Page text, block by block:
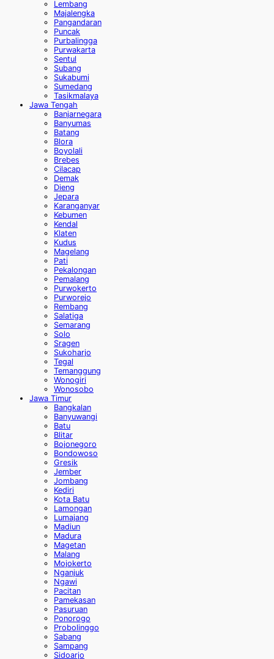
Lembang
Majalengka
Pangandaran
Puncak
Purbalingga
Purwakarta
Sentul
Subang
Sukabumi
Sumedang
Tasikmalaya
Jawa Tengah
Banjarnegara
Banyumas
Batang
Blora
Boyolali
Brebes
Cilacap
Demak
Dieng
Jepara
Karanganyar
Kebumen
Kendal
Klaten
Kudus
Magelang
Pati
Pekalongan
Pemalang
Purwokerto
Purworejo
Rembang
Salatiga
Semarang
Solo
Sragen
Sukoharjo
Tegal
Temanggung
Wonogiri
Wonosobo
Jawa Timur
Bangkalan
Banyuwangi
Batu
Blitar
Bojonegoro
Bondowoso
Gresik
Jember
Jombang
Kediri
Kota Batu
Lamongan
Lumajang
Madiun
Madura
Magetan
Malang
Mojokerto
Nganjuk
Ngawi
Pacitan
Pamekasan
Pasuruan
Ponorogo
Probolinggo
Sabang
Sampang
Sidoarjo